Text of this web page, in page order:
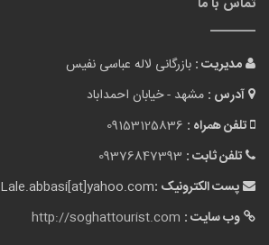
مدیریت : بازرگانی لاله عباسی نفیس
آدرس : مشهد - خیابان احمداباد
تلفن همراه : 09153125836
تلفن ثابت : 09376847393
پست الکترونیک :Lale.abbasi[at]yahoo.com
وب سایت : http://soghattourist.com